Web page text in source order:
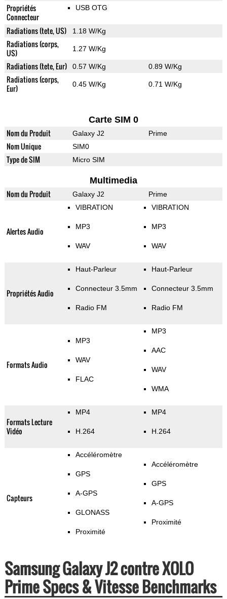
Propriétés
Connecteur
USB OTG
Radiations (tete, US) 1.18 W/Kg
Radiations (corps,
US)
1.27 W/Kg
Radiations (tete, Eur) 0.57 W/Kg 0.89 W/Kg
Radiations (corps,
Eur)
0.45 W/Kg 0.71 W/Kg
Carte SIM 0
Nom du Produit Galaxy J2 Prime
Nom Unique SIM0
Type de SIM Micro SIM
Multimedia
Nom du Produit Galaxy J2 Prime
Alertes Audio
VIBRATION
MP3
WAV
VIBRATION
MP3
WAV
Propriétés Audio
Haut-Parleur
Connecteur 3.5mm
Radio FM
Haut-Parleur
Connecteur 3.5mm
Radio FM
Formats Audio
MP3
WAV
FLAC
MP3
AAC
WAV
WMA
Formats Lecture
Vidéo
MP4
H.264
MP4
H.264
Capteurs
Accéléromètre
GPS
A-GPS
GLONASS
Proximité
Accéléromètre
GPS
A-GPS
Proximité
Samsung Galaxy J2 contre XOLO
Prime Specs & Vitesse Benchmarks